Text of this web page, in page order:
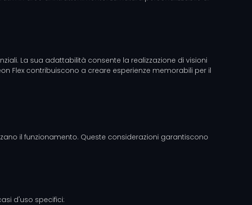
La sua adattabilità consente la realizzazione di visioni
Flex contribuiscono a creare esperienze memorabili per il
il funzionamento. Queste considerazioni garantiscono
d'uso specifici: